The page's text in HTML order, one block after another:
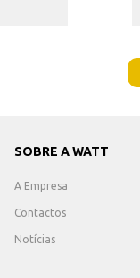
SOBRE A WATT
A Empresa
Contactos
Notícias